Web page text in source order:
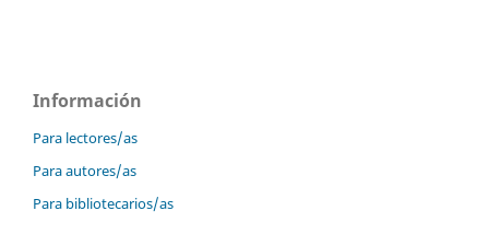
Información
Para lectores/as
Para autores/as
Para bibliotecarios/as